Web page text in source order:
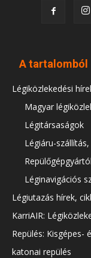
A tartalomból
Légiközlekedési
Magyar
Légitársaságok
Légiáru-
Léginavigációs
Légiutazás hírek,
KarriAIR:
Repülés: Kisgépes-
katonai repülés